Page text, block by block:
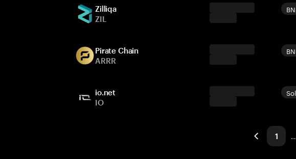
Zilliqa
ZIL
Pirate Chain
ARRR
io.net
IO
1